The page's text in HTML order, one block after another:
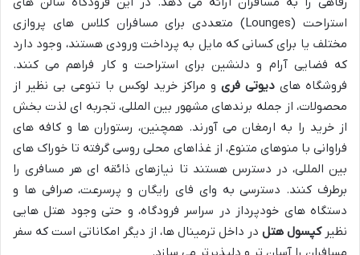
استراحت (Lounges) متعددی برای مسافران کلاس های پروازی
مختلف یا برای کسانی که مایل به پرداخت ورودی هستند، وجود دارد
که فضایی آرام و دلنشین برای استراحت و کار فراهم می کنند.
فروشگاه های دیوتی فریو مراکز خرید لوکس با تنوعی بی نظیر از
محصولات، از جمله برندهای مشهور بین المللی، تجربه ای لذت بخش
از خرید را به ارمغان می آورند. همچنین، رستوران ها و کافه های
فراوانی با منوهای متنوع، از غذاهای محلی روسی گرفته تا خوراک های
بین المللی، در دسترس هستند تا نیازهای ذائقه ای هر مسافری را
برطرف کنند. دسترسی به وای فای رایگان و پرسرعت، صرافی ها و
دستگاه های خودپرداز در سراسر فرودگاه، و حتی وجود هتل هایی
نظیرکپسول هتل در داخل ترمینال ها، از دیگر امکاناتی است که سفر